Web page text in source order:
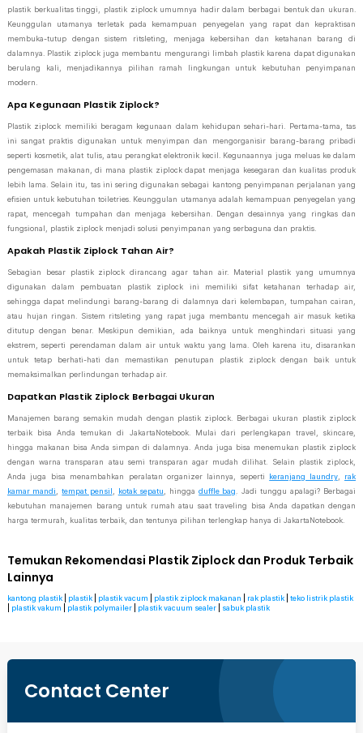
plastik berkualitas tinggi, plastik ziplock umumnya hadir dalam berbagai bentuk dan ukuran.
Keunggulan utamanya terletak pada kemampuan penyegelan yang rapat dan kepraktisan
membuka-tutup dengan sistem ritsleting, menjaga kebersihan dan ketahanan barang di
dalamnya. Plastik ziplock juga membantu mengurangi limbah plastik karena dapat digunakan
berulang kali, menjadikannya pilihan ramah lingkungan untuk kebutuhan penyimpanan
modern.
Apa Kegunaan Plastik Ziplock?
Plastik ziplock memiliki beragam kegunaan dalam kehidupan sehari-hari. Pertama-tama, tas
ini sangat praktis digunakan untuk menyimpan dan mengorganisir barang-barang pribadi
seperti kosmetik, alat tulis, atau perangkat elektronik kecil. Kegunaannya juga meluas ke dalam
pengemasan makanan, di mana plastik ziplock dapat menjaga kesegaran dan kualitas produk
lebih lama. Selain itu, tas ini sering digunakan sebagai kantong penyimpanan perjalanan yang
efisien untuk kebutuhan toiletries. Keunggulan utamanya adalah kemampuan penyegelan yang
rapat, mencegah tumpahan dan menjaga kebersihan. Dengan desainnya yang ringkas dan
fungsional, plastik ziplock menjadi solusi penyimpanan yang serbaguna dan praktis.
Apakah Plastik Ziplock Tahan Air?
Sebagian besar plastik ziplock dirancang agar tahan air. Material plastik yang umumnya
digunakan dalam pembuatan plastik ziplock ini memiliki sifat ketahanan terhadap air,
sehingga dapat melindungi barang-barang di dalamnya dari kelembapan, tumpahan cairan,
atau hujan ringan. Sistem ritsleting yang rapat juga membantu mencegah air masuk ketika
ditutup dengan benar. Meskipun demikian, ada baiknya untuk menghindari situasi yang
ekstrem, seperti perendaman dalam air untuk waktu yang lama. Oleh karena itu, disarankan
untuk tetap berhati-hati dan memastikan penutupan plastik ziplock dengan baik untuk
memaksimalkan perlindungan terhadap air.
Dapatkan Plastik Ziplock Berbagai Ukuran
Manajemen barang semakin mudah dengan plastik ziplock. Berbagai ukuran plastik ziplock
terbaik bisa Anda temukan di JakartaNotebook. Mulai dari perlengkapan travel, skincare,
hingga makanan bisa Anda simpan di dalamnya. Anda juga bisa menemukan plastik ziplock
dengan warna transparan atau semi transparan agar mudah dilihat. Selain plastik ziplock,
Anda juga bisa menambahkan peralatan organizer lainnya, seperti keranjang laundry, rak
kamar mandi
,tempat pensil kotak sepatu , hinggaduffle bag
. Jadi tunggu apalagi? Berbagai
kebutuhan manajemen barang untuk rumah atau saat traveling bisa Anda dapatkan dengan
harga termurah, kualitas terbaik, dan tentunya pilihan terlengkap hanya di JakartaNotebook.
Temukan Rekomendasi Plastik Ziplock dan Produk Terbaik
Lainnya
kantong plastik plastik plastik vacum plastik ziplock makanan rak plastik
teko listrik plastik
plastik vakum plastik polymailer plastik vacuum sealer sabuk plastik
Contact Center